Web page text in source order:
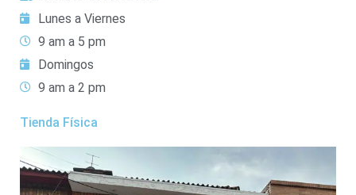
Lunes a Viernes
9 am a 5 pm
Domingos
9 am a 2 pm
Tienda Física